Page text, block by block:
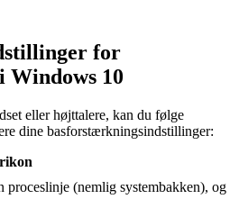
for
10
eller højttalere, kan du følge
dine basforstærkningsindstillinger:
proceslinje (nemlig systembakken), og